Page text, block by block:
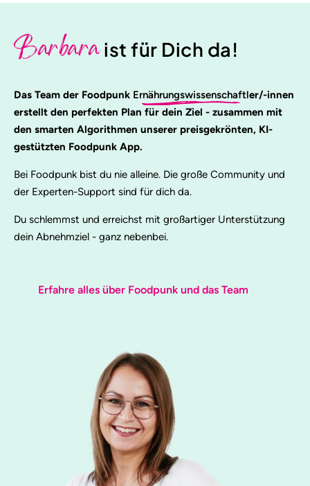
Barbaraist für Dich da!
Das Team der Foodpunk Ernährungswissenschaftler/-innen
erstellt den perfekten Plan für dein Ziel - zusammen mit
den smarten Algorithmen unserer preisgekrönten, KI-
gestützten Foodpunk App.
Bei Foodpunk bist du nie alleine. Die große Community und
der Experten-Support sind für dich da.
Du schlemmst und erreichst mit großartiger Unterstützung
dein Abnehmziel - ganz nebenbei.
Erfahre alles über Foodpunk und das Team